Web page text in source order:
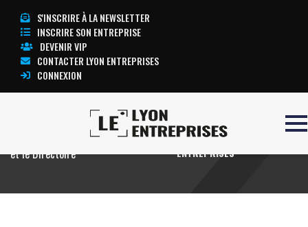
S'INSCRIRE À LA NEWSLETTER
INSCRIRE SON ENTREPRISE
DEVENIR VIP
CONTACTER LYON ENTREPRISES
CONNEXION
Le Conseil de surveillance (CS)
et le Directoire
TOUTE L’ACTUALITÉ LYON
ENTREPRISES